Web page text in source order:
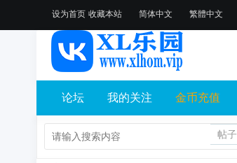
设为首页 收藏本站 简体中文 繁體中文
论坛 我的关注 金币充值
帖子